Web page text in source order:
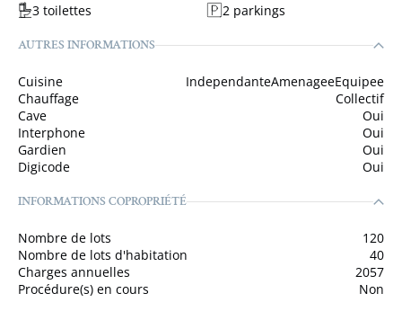
3 toilettes
2 parkings
AUTRES INFORMATIONS
Cuisine
IndependanteAmenageeEquipee
Chauffage
Collectif
Cave
Oui
Interphone
Oui
Gardien
Oui
Digicode
Oui
INFORMATIONS COPROPRIÉTÉ
Nombre de lots
120
Nombre de lots d'habitation
40
Charges annuelles
2057
Procédure(s) en cours
Non